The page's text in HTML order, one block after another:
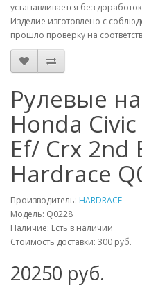
устанавливается без
Изделие изготовлено с
прошло проверку на
Рулевые
Honda
Ef/ Crx 2nd
Hardrace
Производитель: HARDRACE
Модель: Q0228
Наличие: Есть в наличии
Стоимость доставки: 300 руб.
20250 руб.